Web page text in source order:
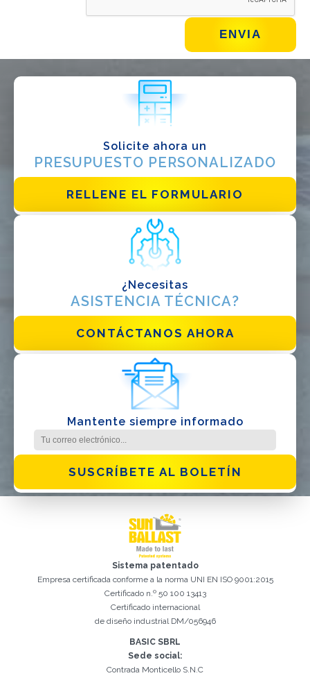
Solicite ahora un
PRESUPUESTO PERSONALIZADO
RELLENE EL FORMULARIO
¿Necesitas
ASISTENCIA TÉCNICA?
CONTÁCTANOS AHORA
Mantente siempre informado
SUSCRÍBETE AL BOLETÍN
Instalador
Diseñador
EPC
Distribuidor
politica de privacidad*
El campo Nombre es obligatorio
El campo Apellido es obligatorio
El campo Agencia es obligatorio
El campo Ciudad es obligatorio
El campo Teléfono es obligatorio
El campo Correo Electrónico es obligatorio
Correo Electrónico ingresado no válido
Debemos aceptar la Política de privacidad
Registro exitoso. Verifique su casilla de correo electrónico para
continuar con la activación
Lo sentimos, se produjo el siguiente error:
Sistema patentado
Empresa certificada conforme a la norma UNI EN ISO 9001:2015
Certificado n.º 50 100 13413
Certificado internacional
de diseño industrial DM/056946
BASIC SBRL
Sede social:
Contrada Monticello S.N.C